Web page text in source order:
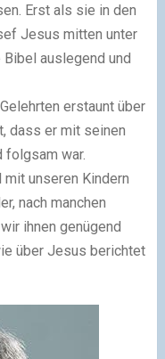
Erst als sie in den
Jesus mitten unter
auslegend und
erstaunt über
dass er mit seinen
folgsam war.
mit unseren Kindern
nach manchen
ihnen genügend
über Jesus berichtet